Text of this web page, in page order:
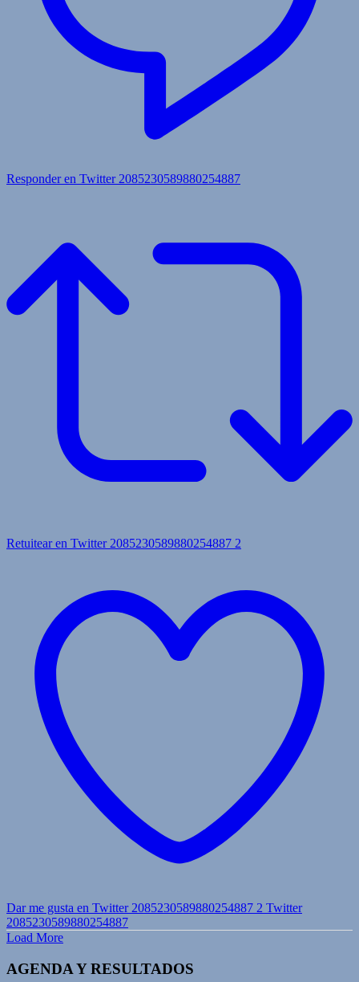
Responder en Twitter 2085230589880254887
Retuitear en Twitter 2085230589880254887 2
Dar me gusta en Twitter 2085230589880254887 2 Twitter
2085230589880254887
Load More
AGENDA Y RESULTADOS